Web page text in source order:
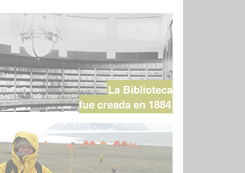
La Biblioteca
fue creada en 1884